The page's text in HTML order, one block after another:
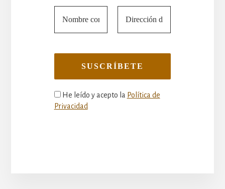
He leído y acepto la Política de
Privacidad